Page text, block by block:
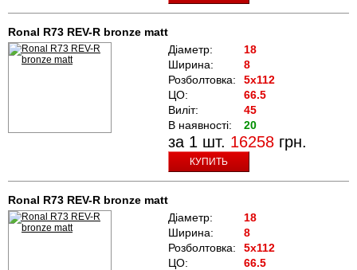
Ronal R73 REV-R bronze matt
Діаметр:
18
Ширина:
8
Розболтовка:
5x112
ЦО:
66.5
Виліт:
45
В наявності:
20
за 1 шт. 16258 грн.
КУПИТЬ
Ronal R73 REV-R bronze matt
Діаметр:
18
Ширина:
8
Розболтовка:
5x112
ЦО:
66.5